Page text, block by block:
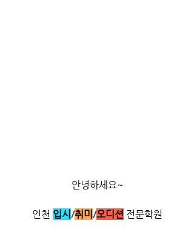
안녕하세요~
인천 입시 /취미 /​오디션 전문학원